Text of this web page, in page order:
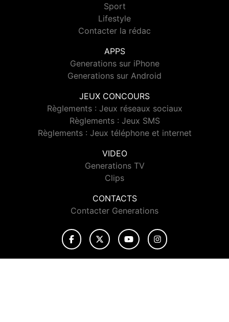
Sport
Lifestyle
Contacter la rédac
APPS
Generations sur iPhone
Generations sur Android
JEUX CONCOURS
Règlements : Jeux réseaux sociaux
Règlements : Jeux SMS
Règlements : Jeux téléphone et internet
VIDEO
Generations TV
Clips
CONTACTS
Contacter Generations